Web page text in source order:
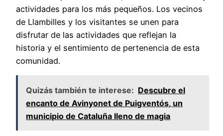
actividades para los más pequeños. Los vecinos
de Llambilles y los visitantes se unen para
disfrutar de las actividades que reflejan la
historia y el sentimiento de pertenencia de esta
comunidad.
Quizás también te interese: Descubre el
encanto de Avinyonet de Puigventós, un
municipio de Cataluña lleno de magia